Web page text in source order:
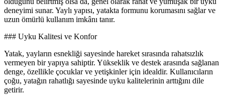
deneyimi sunar. Yaylı yapısı, yatakta formunu korumasını sağlar ve
uzun ömürlü kullanım imkânı tanır.
### Uyku Kalitesi ve Konfor
Yatak, yayların esnekliği sayesinde hareket sırasında rahatsızlık
vermeyen bir yapıya sahiptir. Yükseklik ve destek arasında sağlanan
denge, özellikle çocuklar ve yetişkinler için idealdir. Kullanıcıların
çoğu, yatağın rahatlığı sayesinde uyku kalitelerinin arttığını dile
getirir.